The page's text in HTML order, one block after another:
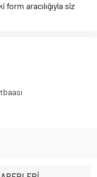
aracılığıyla siz